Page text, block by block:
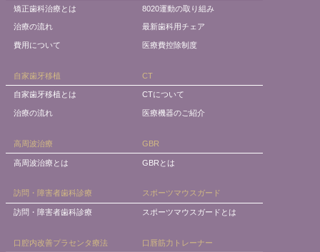
矯正歯科治療とは
治療の流れ
費用について
8020運動の取り組み
最新歯科用チェア
医療費控除制度
自家歯牙移植
自家歯牙移植とは
治療の流れ
CT
CTについて
医療機器のご紹介
高周波治療
高周波治療とは
GBR
GBRとは
訪問・障害者歯科診療
訪問・障害者歯科診療
スポーツマウスガード
スポーツマウスガードとは
口腔内改善プラセンタ療法 口唇筋力トレーナー